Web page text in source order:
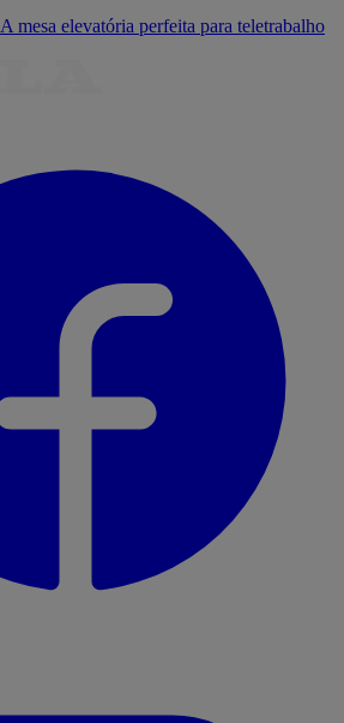
A mesa elevatória perfeita para teletrabalho